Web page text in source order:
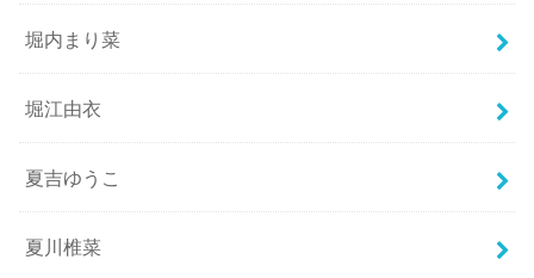
堀内まり菜
堀江由衣
夏吉ゆうこ
夏川椎菜